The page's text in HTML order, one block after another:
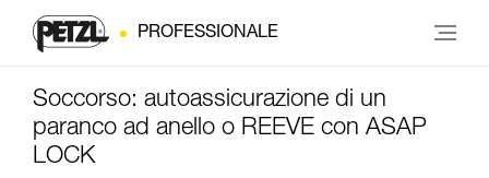
PROFESSIONALE
Soccorso: autoassicurazione di un
paranco ad anello o REEVE con ASAP
LOCK